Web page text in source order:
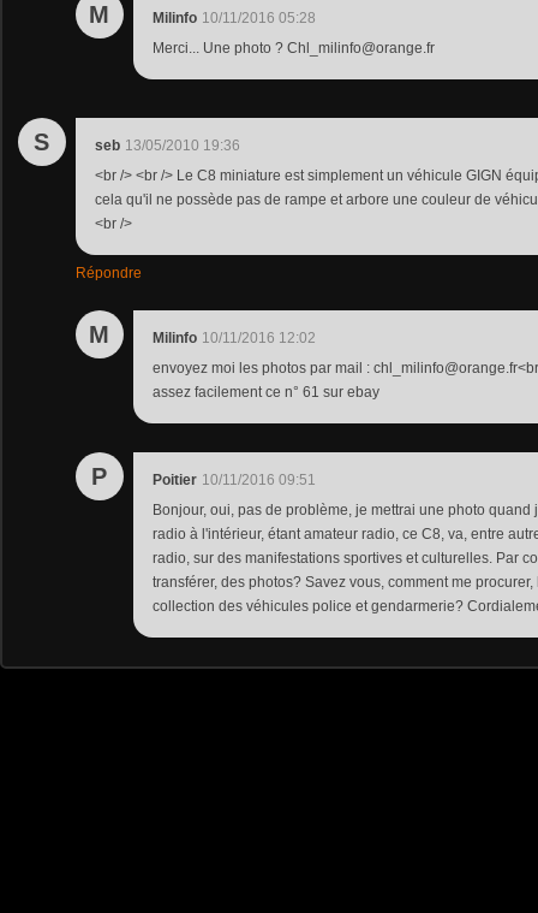
M Milinfo 10/11/2016 05:28
Merci... Une photo ? Chl_milinfo@orange.fr
S seb 13/05/2010 19:36
<br /> <br /> Le C8 miniature est simplement un véhicule GIGN
cela qu'il ne possède pas de rampe et arbore une couleur de
<br />
Répondre
M Milinfo 10/11/2016 12:02
envoyez moi les photos par mail :
assez facilement ce n° 61 sur ebay
P Poitier 10/11/2016 09:51
Bonjour, oui, pas de problème, je mettrai une photo quand
radio à l'intérieur, étant amateur radio, ce C8, va, entre
radio, sur des manifestations sportives et culturelles. Par
transférer, des photos? Savez vous, comment me
collection des véhicules police et gendarmerie?